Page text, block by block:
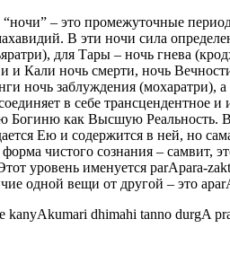
– это промежуточные
В эти ночи сила
для Тары – ночь гнева
и Кали ночь смерти, ночь
ночь заблуждения (мохаратри),
в себе трансцендентное
как Высшую Реальность.
Ею и содержится в ней, но
чистого сознания – самвит,
уровень именуется parApara-
одной вещи от другой – это
dhimahi tanno durgA